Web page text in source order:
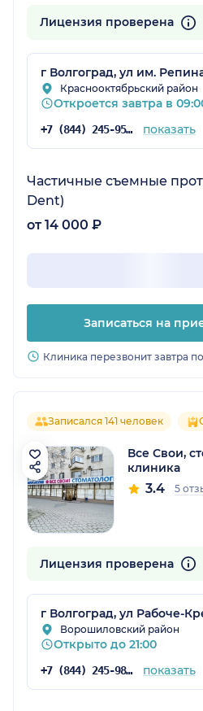
Лицензия проверена
г Волгоград, ул им.
Краснооктябрьский район
Откроется завтра в
+7 (844) 245-95-78 показать
Частичные съемные
Dent)
от 14 000 ₽
Записаться на
Клиника перезвонит завтра
Записался 141 человек
Все Свои,
клиника
3.4 5
Лицензия проверена
г Волгоград, ул Рабоче-
Ворошиловский район
Открыто до 21:00
+7 (844) 245-98-46 показать